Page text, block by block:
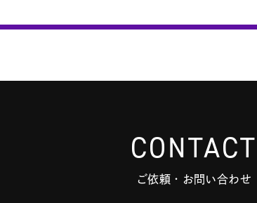
CONTACT
ご依頼・お問い合わせ